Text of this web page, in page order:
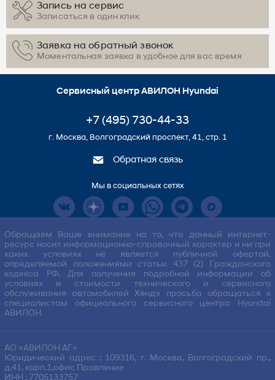
Запись на сервис
Записаться в один клик
Заявка на обратный звонок
Моментальная заявка в удобное для вас время
Сервисный центр АВИЛОН Hyundai
+7 (495) 730-44-33
г. Москва, Волгоградский проспект, 41, стр. 1
Обратная связь
Мы в социальных сетях
Обращаем Ваше внимание на то, что данный интернет-
ресурс носит информационно-справочный характер и ни при
каких условиях не является публичной офертой,
определяемой положениями статьи 437 (2) Гражданского
кодекса РФ. Для получения подробной информации об
условиях и стоимости технического и сервисного
обслуживания автомобилей Хёндэ просьба обращаться к
специалистам официального сервисного центра Hyundai
АВИЛОН.
АО «АВИЛОН АГ»
Юридический адрес : 109316, г. Москва, Волгоградский пр.,
д.41, корп.1,офис Правление
ИНН : 7705133757